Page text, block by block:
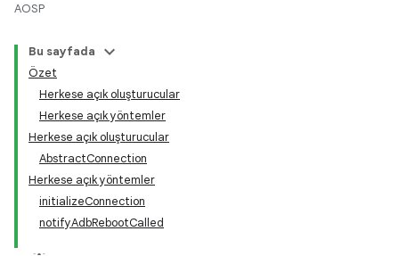
AOSP
Bu sayfada
Özet
Herkese açık oluşturucular
Herkese açık yöntemler
Herkese açık oluşturucular
AbstractConnection
Herkese açık yöntemler
initializeConnection
notifyAdbRebootCalled